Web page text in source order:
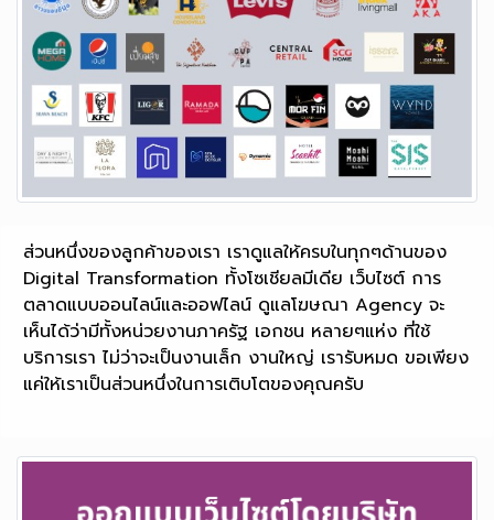
ส่วนหนึ่งของลูกค้าของเรา เราดูแลให้ครบในทุกๆด้านของ
Digital Transformation ทั้งโซเชียลมีเดีย เว็บไซต์ การ
ตลาดแบบออนไลน์และออฟไลน์ ดูแลโฆษณา Agency จะ
เห็นได้ว่ามีทั้งหน่วยงานภาครัฐ เอกชน หลายๆแห่ง ที่ใช้
บริการเรา ไม่ว่าจะเป็นงานเล็ก งานใหญ่ เรารับหมด ขอเพียง
แค่ให้เราเป็นส่วนหนึ่งในการเติบโตของคุณครับ